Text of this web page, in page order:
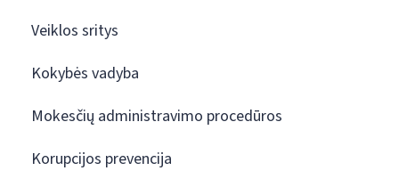
Veiklos sritys
Kokybės vadyba
Mokesčių administravimo procedūros
Korupcijos prevencija